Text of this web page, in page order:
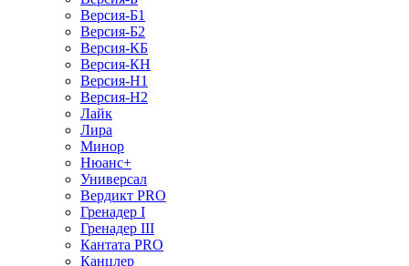
Версия-Б1
Версия-Б2
Версия-КБ
Версия-КН
Версия-Н1
Версия-Н2
Лайк
Лира
Минор
Нюанс+
Универсал
Вердикт PRO
Гренадер I
Гренадер III
Кантата PRO
Канцлер